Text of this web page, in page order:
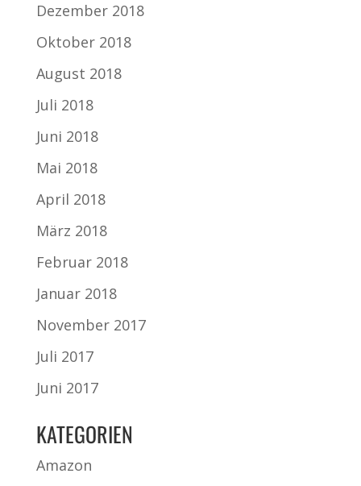
Dezember 2018
Oktober 2018
August 2018
Juli 2018
Juni 2018
Mai 2018
April 2018
März 2018
Februar 2018
Januar 2018
November 2017
Juli 2017
Juni 2017
KATEGORIEN
Amazon